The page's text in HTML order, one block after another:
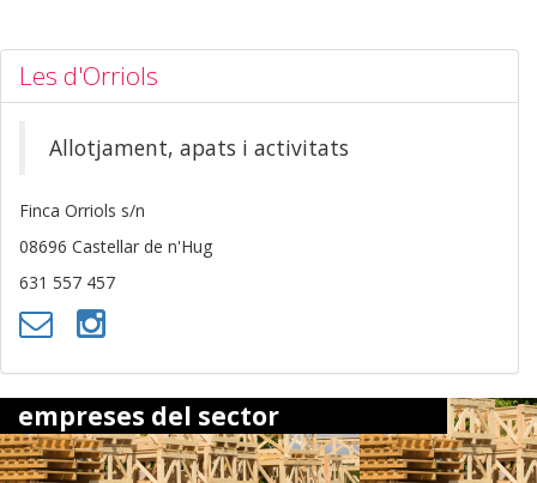
Les d'Orriols
Allotjament, apats i activitats
Finca Orriols s/n
08696 Castellar de n'Hug
631 557 457
empreses del sector